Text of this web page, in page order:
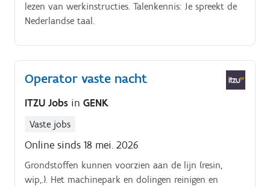
lezen van werkinstructies. Talenkennis: Je spreekt de
Nederlandse taal.
Operator vaste nacht
ITZU Jobs in GENK
Vaste jobs
Online sinds 18 mei. 2026
Grondstoffen kunnen voorzien aan de lijn (resin,
wip,.). Het machinepark en dolingen reinigen en